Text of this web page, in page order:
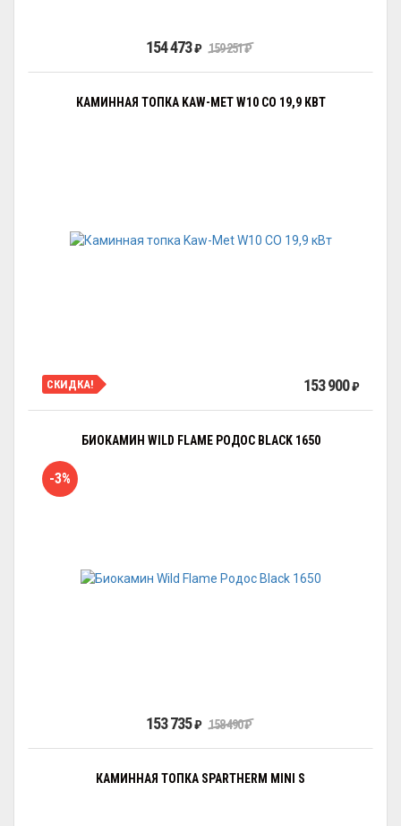
154 473₽ 159 251₽
КАМИННАЯ ТОПКА KAW-MET W10 CO 19,9 КВТ
СКИДКА! 153 900₽
БИОКАМИН WILD FLAME РОДОС BLACK 1650
-3%
153 735₽ 158 490₽
КАМИННАЯ ТОПКА SPARTHERM MINI S